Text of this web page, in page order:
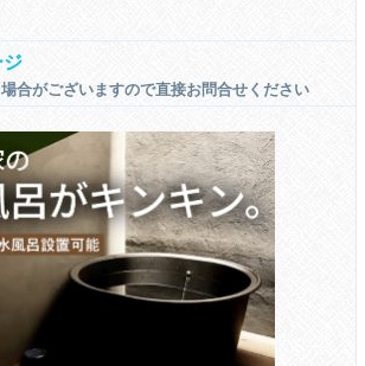
合がございますので直接お問合せください